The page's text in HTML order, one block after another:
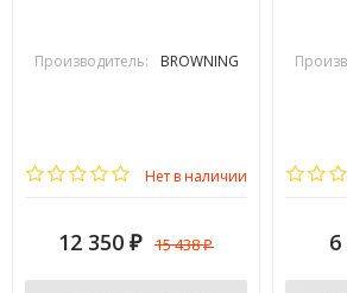
Производитель: BROWNING
Нет в наличии
12 350 ₽ 15 438₽ 6